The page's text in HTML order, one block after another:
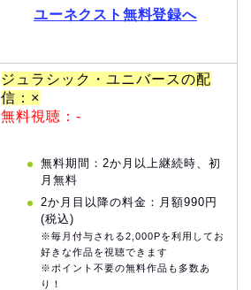
ユーネクスト無料登録へ
ジュラシック・ユニバースの配
信：×
無料視聴：-
無料期間：2か月以上継続時、初
月無料
2か月目以降の料金：月額990円
(税込)
※毎月付与される2,000Pを利用してお
好きな作品を視聴できます
※ポイント不要の無料作品も多数あ
り！